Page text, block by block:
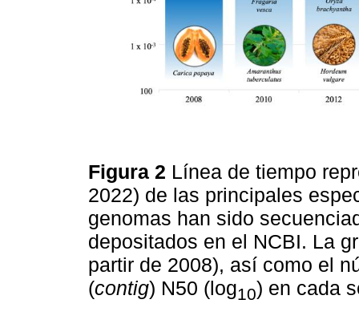
Figura 2 Línea de tiempo
2022) de las principales
genomas han sido
depositados en el NCBI. La
partir de 2008), así como el
(contig) N50 (log10) en cada